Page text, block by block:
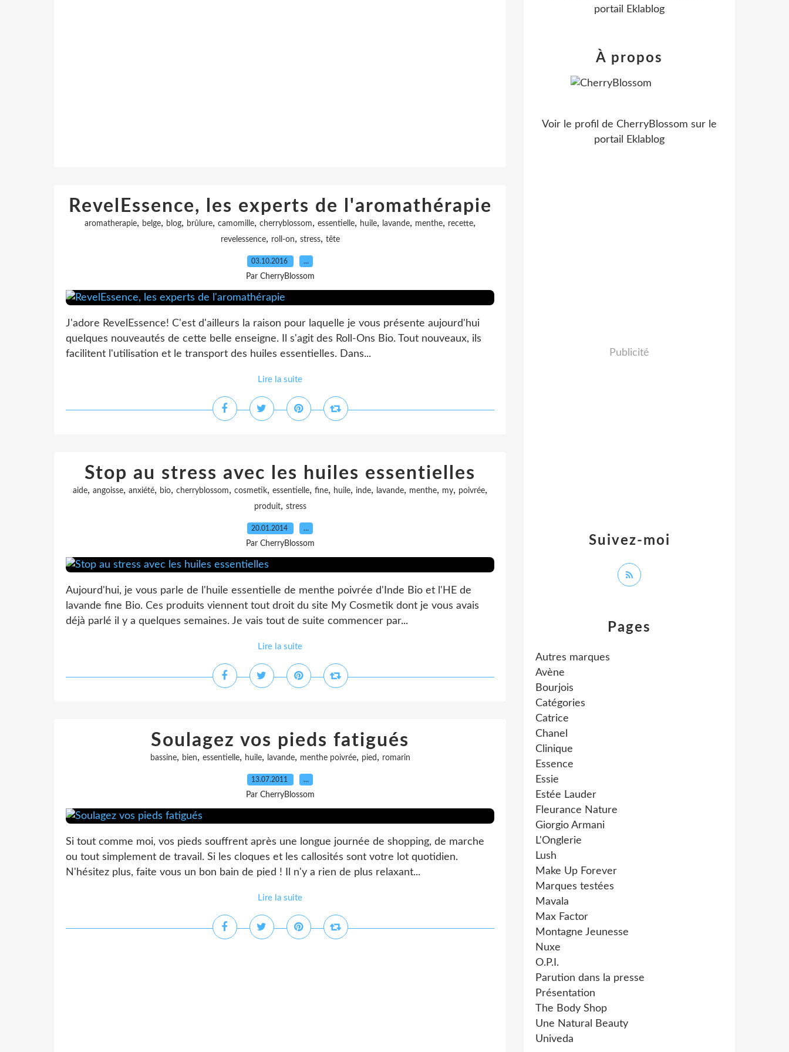
RevelEssence, les experts de l'aromathérapie
aromatherapie, belge, blog, brûlure, camomille, cherryblossom, essentielle, huile, lavande, menthe, recette,
revelessence, roll-on, stress, tête
03.10.2016 …
Par CherryBlossom
J'adore RevelEssence! C'est d'ailleurs la raison pour laquelle je vous présente aujourd'hui
quelques nouveautés de cette belle enseigne. Il s'agit des Roll-Ons Bio. Tout nouveaux, ils
facilitent l'utilisation et le transport des huiles essentielles. Dans...
Lire la suite
Stop au stress avec les huiles essentielles
aide, angoisse, anxiété, bio, cherryblossom, cosmetik, essentielle, fine, huile, inde, lavande, menthe, my, poivrée,
produit, stress
20.01.2014 …
Par CherryBlossom
Aujourd'hui, je vous parle de l'huile essentielle de menthe poivrée d'Inde Bio et l'HE de
lavande fine Bio. Ces produits viennent tout droit du site My Cosmetik dont je vous avais
déjà parlé il y a quelques semaines. Je vais tout de suite commencer par...
Lire la suite
Soulagez vos pieds fatigués
bassine, bien, essentielle, huile, lavande, menthe poivrée, pied , romarin
13.07.2011 …
Par CherryBlossom
Si tout comme moi, vos pieds souffrent après une longue journée de shopping, de marche
ou tout simplement de travail. Si les cloques et les callosités sont votre lot quotidien.
N'hésitez plus, faite vous un bon bain de pied ! Il n'y a rien de plus relaxant...
Lire la suite
Pages
Autres marques
Avène
Bourjois
Catégories
Catrice
Chanel
Clinique
Essence
Essie
Estée Lauder
Fleurance Nature
Giorgio Armani
L'Onglerie
Lush
Make Up Forever
Marques testées
Mavala
Max Factor
Montagne Jeunesse
Nuxe
O.P.I.
Parution dans la presse
Présentation
The Body Shop
Une Natural Beauty
Univeda
portail Eklablog
Suivez-moi
À propos
Voir le profil de CherryBlossom sur le
portail Eklablog
Publicité